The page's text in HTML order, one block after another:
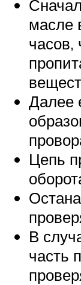
масле
часов,
Далее
Цепь
В
часть